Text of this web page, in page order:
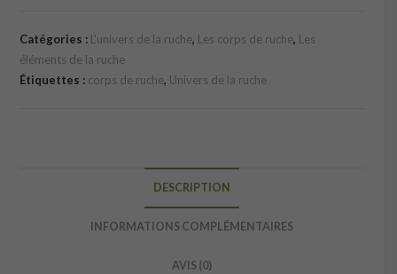
Dadant
6
Catégories : L'univers de la ruche, Les corps de ruche, Les
éléments de la ruche
Étiquettes : corps de ruche, Univers de la ruche
DESCRIPTION
INFORMATIONS COMPLÉMENTAIRES
AVIS (0)